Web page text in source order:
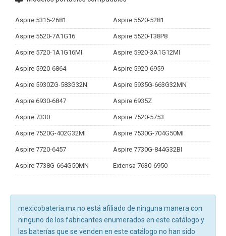
Aspire 5315-2681 Aspire 5520-5281
Aspire 5520-7A1G16 Aspire 5520-T38P8
Aspire 5720-1A1G16MI Aspire 5920-3A1G12MI
Aspire 5920-6864 Aspire 5920-6959
Aspire 5930ZG-583G32N Aspire 5935G-663G32MN
Aspire 6930-6847 Aspire 6935Z
Aspire 7330 Aspire 7520-5753
Aspire 7520G-402G32MI Aspire 7530G-704G50MI
Aspire 7720-6457 Aspire 7730G-844G32BI
Aspire 7738G-664G50MN Extensa 7630-6950
mexicobateria.mx no está afiliado de ninguna manera con
ninguno de los fabricantes enumerados en este catálogo y
las baterías que se venden en este catálogo no han sido